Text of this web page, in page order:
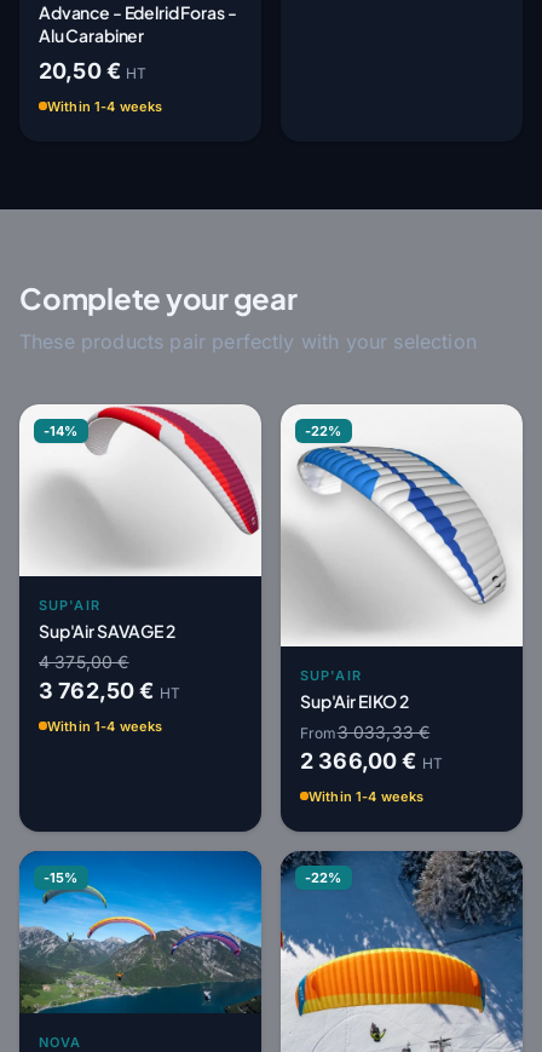
Advance - Edelrid Foras -
Alu Carabiner
20,50 € HT
Within 1-4 weeks
Complete your gear
These products pair perfectly with your selection
-14%
SUP'AIR
Sup'Air SAVAGE 2
4 375,00 €
3 762,50 € HT
Within 1-4 weeks
-22%
SUP'AIR
Sup'Air EIKO 2
From3 033,33 €
2 366,00 € HT
Within 1-4 weeks
-15%
NOVA
-22%